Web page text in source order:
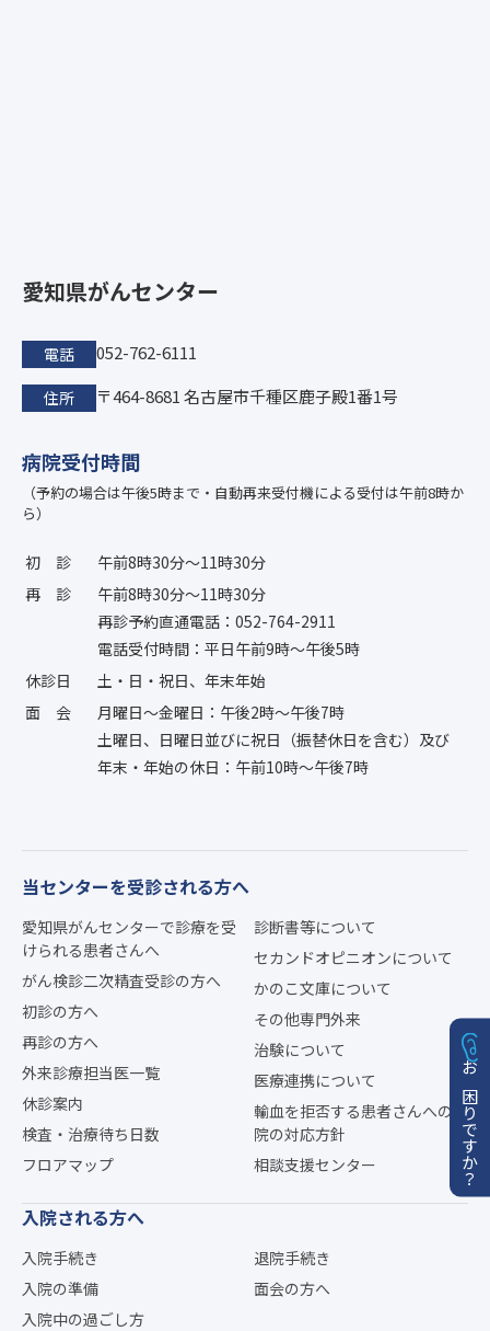
愛知県がんセンター
電話 052-762-6111
住所 〒464-8681 名古屋市千種区鹿子殿1番1号
病院受付時間
（予約の場合は午後5時まで・自動再来受付機による受付は午前8時か
ら）
初診
午前8時30分〜11時30分
再診
午前8時30分〜11時30分
再診予約直通電話：052-764-2911
電話受付時間：平日午前9時〜午後5時
休診日
土・日・祝日、年末年始
面会
月曜日〜金曜日：午後2時〜午後7時
土曜日、日曜日並びに祝日（振替休日を含む）及び
年末・年始の休日：午前10時〜午後7時
当センターを受診される方へ
愛知県がんセンターで診療を受
けられる患者さんへ
がん検診二次精査受診の方へ
初診の方へ
再診の方へ
外来診療担当医一覧
休診案内
検査・治療待ち日数
フロアマップ
診断書等について
セカンドオピニオンについて
かのこ文庫について
その他専門外来
治験について
医療連携について
輸血を拒否する患者さんへの当
院の対応方針
相談支援センター
入院される方へ
入院手続き
入院の準備
入院中の過ごし方
退院手続き
面会の方へ
お困りですか？